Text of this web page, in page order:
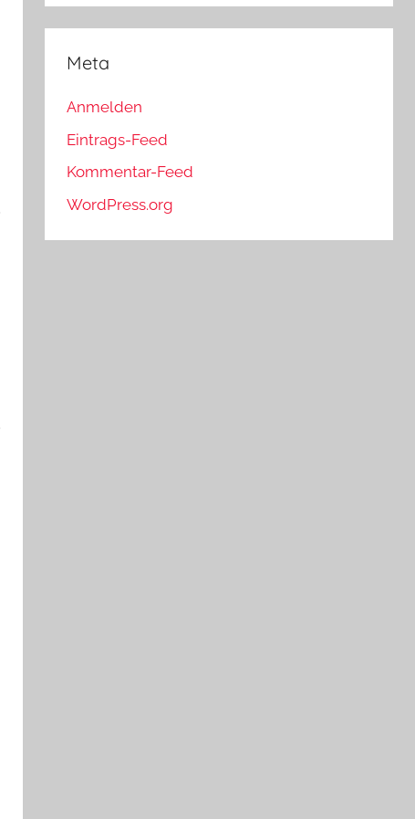
Meta
Anmelden
Eintrags-Feed
Kommentar-Feed
WordPress.org